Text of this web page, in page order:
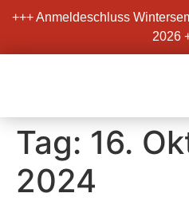
+++ Anmeldeschluss
2026
Tag: 16.
2024